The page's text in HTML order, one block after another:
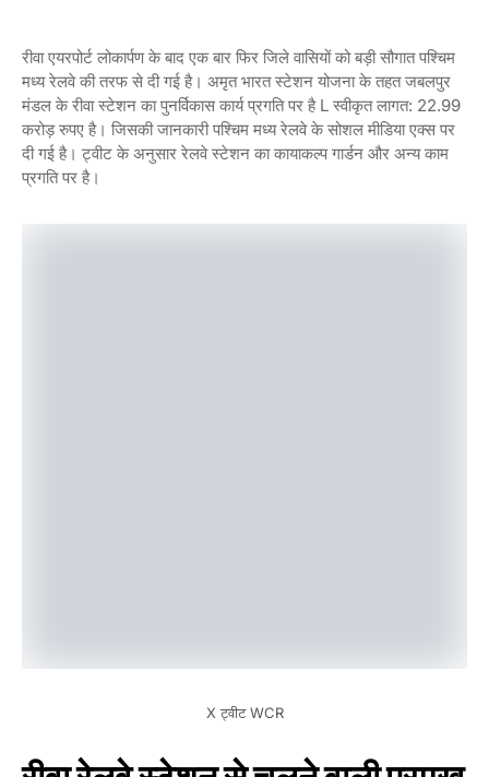
रीवा एयरपोर्ट लोकार्पण के बाद एक बार फिर जिले वासियों को बड़ी सौगात पश्चिम
मध्य रेलवे की तरफ से दी गई है। अमृत भारत स्टेशन योजना के तहत जबलपुर
मंडल के रीवा स्टेशन का पुनर्विकास कार्य प्रगति पर है L स्वीकृत लागत: 22.99
करोड़ रुपए है। जिसकी जानकारी पश्चिम मध्य रेलवे के सोशल मीडिया एक्स पर
दी गई है। ट्वीट के अनुसार रेलवे स्टेशन का कायाकल्प गार्डन और अन्य काम
प्रगति पर है।
X ट्वीट WCR